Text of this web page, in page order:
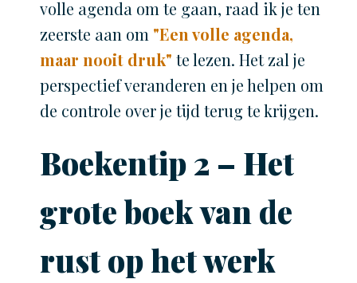
volle agenda om te gaan, raad ik je ten
zeerste aan om "Een volle agenda,
maar nooit druk" te lezen. Het zal je
perspectief veranderen en je helpen om
de controle over je tijd terug te krijgen.
Boekentip 2 – Het
grote boek van de
rust op het werk